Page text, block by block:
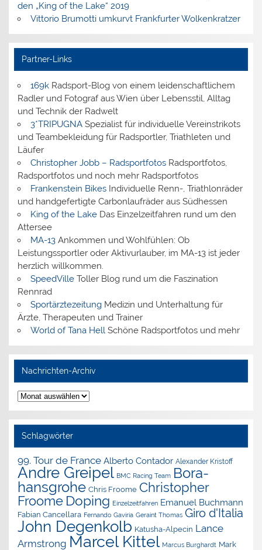
den „King of the Lake“ 2019
Vittorio Brumotti umkurvt Frankfurter Wolkenkratzer
Partner-Links
169kRadsport-Blog von einem leidenschaftlichem
Radler und Fotograf aus Wien über Lebensstil, Alltag
und Technik der Radwelt
3*TRIPUGNASpezialist für individuelle Vereinstrikots
und Teambekleidung für Radsportler, Triathleten und
Läufer
Christopher Jobb – RadsportfotosRadsportfotos,
Radsportfotos und noch mehr Radsportfotos
Frankenstein BikesIndividuelle Renn-, Triathlonräder
und handgefertigte Carbonlaufräder aus Südhessen
King of the LakeDas Einzelzeitfahren rund um den
Attersee
MA-13Ankommen und Wohlfühlen: Ob
Leistungssportler oder Aktivurlauber, im MA-13 ist jeder
herzlich willkommen.
SpeedVilleToller Blog rund um die Faszination
Rennrad
SportärztezeitungMedizin und Unterhaltung für
Ärzte, Therapeuten und Trainer
World of Tana HellSchöne Radsportfotos und mehr
Nachrichten-Archiv
Nachrichten-
Archiv
Schlagwörter
99. Tour de France Alberto Contador Alexander Kristoff
Andre Greipel BMC Racing Team Bora-
hansgrohe Chris Froome Christopher
Froome Doping Einzelzeitfahren Emanuel Buchmann
Fabian Cancellara Fernando Gaviria Geraint Thomas Giro d'Italia
John Degenkolb Katusha-Alpecin Lance
Armstrong Marcel Kittel Marcus Burghardt Mark